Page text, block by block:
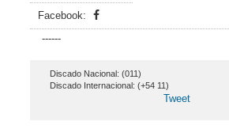
Facebook:
------
Discado Nacional: (011)
Discado Internacional: (+54 11)
Tweet